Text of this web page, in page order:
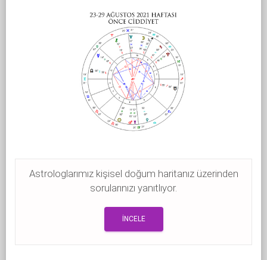
Astrologlarımız kişisel doğum haritanız üzerinden
sorularınızı yanıtlıyor.
İNCELE